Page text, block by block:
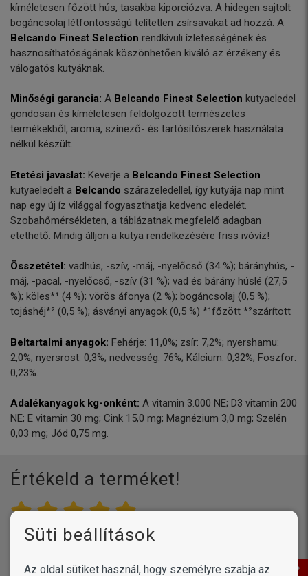
kíméletesen főzött hús, tasakba kiporciózva. A hidegen sajtolt
bogáncsolaj létfontosságú telítetlen zsírsavakat ad hozzá. A
Belcando Finest Selection rendkívüli ízletességének és
hasznosíthatóságának köszönhetően kiváló az érzékeny és
válogatós kutyáknak.
Minőségi garancia: A Belcando Finest Selection kutyaeledel
gondosan és kíméletesen feldolgozott természetes
termékekből, aroma, színező- és tartósítószerek használata
nélkül készült.
Etetési javaslat: Keverje a Belcando Finest Selection
kutyaeledelt a Belcando szárazeledellel, így kutyája nap mint
nap egy új íz világgal fogyaszthatja kedvenc eledelét.
Szobahőmérsékleten, a táblázatnak megfelelő adagban
etethető. Mindig álljon a kutya rendelkezésére friss ivóvíz!
Összetétel: vadhús, -szív, -máj, -nyelőcső (34 %); bárányhús, -
máj, -pacal, -nyelőcső, -szív (31 %); vad és bárány húslé (27,5
%); köles*¹ (4 %); vörös áfonya (2 %); bogáncsolaj (0,5 %);
tojáshéj*² (0,5 %); ásványi anyagok (0,5 %) *¹főzött *²szárított
Beltartalmi anyagok: Fehérje: 11,0%; zsír: 7,2%; nyershamu:
2,0%; nyersrost: 0,3%; nedvesség: 76%; Kálcium: 0,32%; Foszfor:
0,23%.
Adalékanyagok kg-onként: A vitamin 3.000 NE; D3 vitamin 200
NE; E vitamin 30 mg; Cink 15,0 mg; Magnézium 3,0 mg; Szelén
0,03 mg; Jód 0,75 mg.
Értékeld a terméket!
Süti beállítások
Az oldal sütiket használ, hogy személyre szabja az